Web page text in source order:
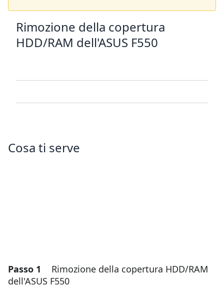
Rimozione della copertura
HDD/RAM dell'ASUS F550
Cosa ti serve
Passo 1
Rimozione della copertura HDD/RAM
dell'ASUS F550